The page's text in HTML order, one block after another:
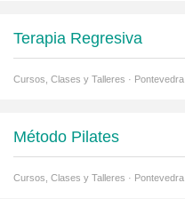
Terapia Regresiva
Cursos, Clases y Talleres · Pontevedra
Método Pilates
Cursos, Clases y Talleres · Pontevedra